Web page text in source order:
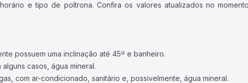
e tipo de poltrona. Confira os valores atualizados no
possuem uma inclinação até 45º e banheiro.
casos, água mineral.
com ar-condicionado, sanitário e, possivelmente, água mineral.